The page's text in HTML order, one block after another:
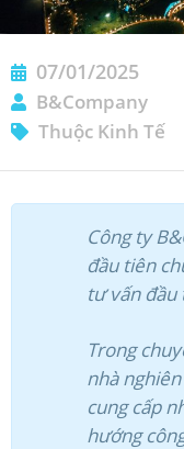
07/01/2025
B&Company
Thuộc Kinh Tế
Công ty
đầu tiên
tư vấn
Trong
nhà
cung cấp
hướng
ĐĂNG KÝ NHẬN